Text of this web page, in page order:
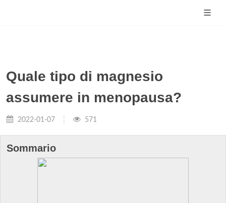
Quale tipo di magnesio
assumere in menopausa?
2022-01-07 571
Sommario